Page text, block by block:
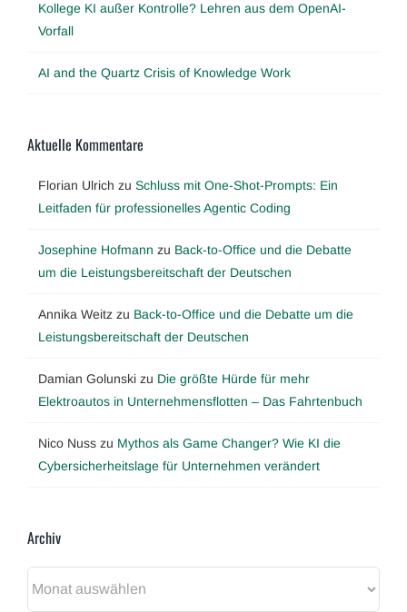
Kollege KI außer Kontrolle? Lehren aus dem OpenAI-
Vorfall
AI and the Quartz Crisis of Knowledge Work
Aktuelle Kommentare
Florian Ulrich zu Schluss mit One-Shot-Prompts: Ein
Leitfaden für professionelles Agentic Coding
Josephine Hofmann zu Back-to-Office und die Debatte
um die Leistungsbereitschaft der Deutschen
Annika Weitz zu Back-to-Office und die Debatte um die
Leistungsbereitschaft der Deutschen
Damian Golunski zu Die größte Hürde für mehr
Elektroautos in Unternehmensflotten – Das Fahrtenbuch
Nico Nuss zu Mythos als Game Changer? Wie KI die
Cybersicherheitslage für Unternehmen verändert
Archiv